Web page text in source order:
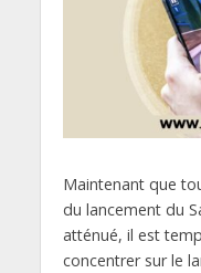
Maintenant que
du lancement du
atténué, il est
concentrer sur le